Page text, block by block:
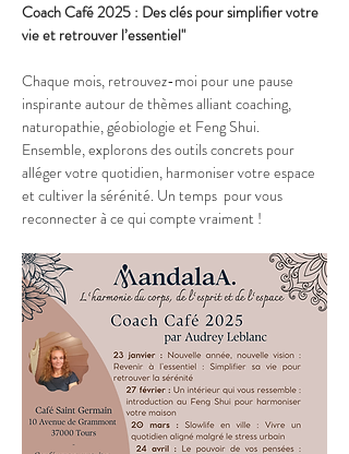
Coach Café 2025 : Des clés pour simplifier votre
vie et retrouver l’essentiel"
Chaque mois, retrouvez-moi pour une pause
inspirante autour de thèmes alliant coaching,
naturopathie, géobiologie et Feng Shui.
Ensemble, explorons des outils concrets pour
alléger votre quotidien, harmoniser votre espace
et cultiver la sérénité. Un temps  pour vous
reconnecter à ce qui compte vraiment !